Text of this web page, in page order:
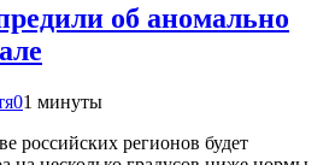
об аномально
01 минуты
российских регионов будет